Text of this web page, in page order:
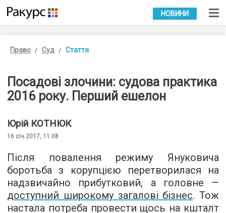
УКР РУС
НОВИНИ
Право Суд Стаття
Посадові злочини: судова практика
2016 року. Перший ешелон
Юрій КОТНЮК
16 січ 2017, 11:08
Після повалення режиму Януковича
боротьба з корупцією перетворилася на
надзвичайно прибутковий, а головне —
доступний широкому загалові бізнес. Тож
настала потреба провести щось на кшталт